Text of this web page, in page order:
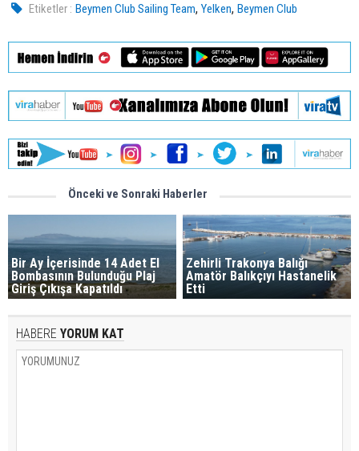
Etiketler : Beymen Club Sailing Team,Yelken,Beymen Club
Önceki ve Sonraki Haberler
Bir Ay İçerisinde 14 Adet El
Bombasının Bulunduğu Plaj
Giriş Çıkışa Kapatıldı
Zehirli Trakonya Balığı
Amatör Balıkçıyı Hastanelik
Etti
HABERE YORUM KAT